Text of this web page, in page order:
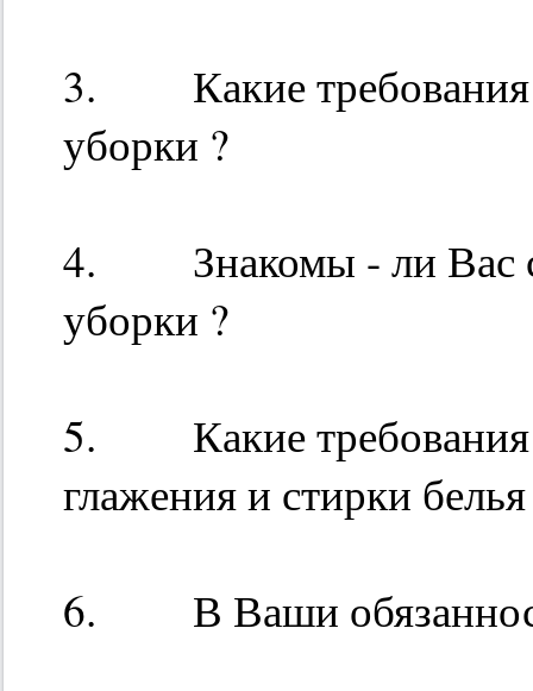
3. Какие требования
уборки ?
4. Знакомы - ли Вас с
уборки ?
5. Какие требования
глажения и стирки
6. В Ваши